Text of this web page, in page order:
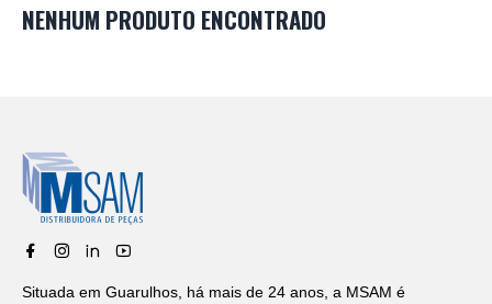
NENHUM PRODUTO ENCONTRADO
Situada em Guarulhos, há mais de 24 anos, a MSAM é